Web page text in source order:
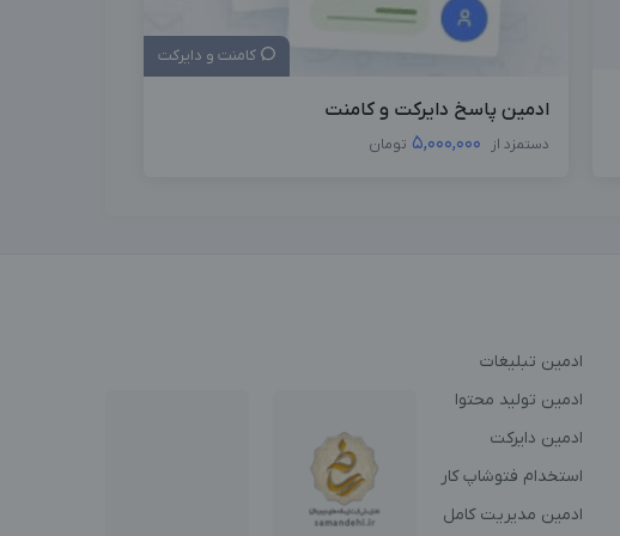
کامنت و دایرکت
ادمین پاسخ دایرکت و کامنت
دستمزد از 5,000,000 تومان
ادمین تبلیغات
ادمین تولید محتوا
ادمین دایرکت
استخدام فتوشاپ کار
ادمین مدیریت کامل